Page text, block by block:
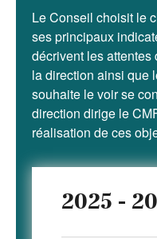
Le Conseil choisit le
ses principaux
décrivent les
la direction ainsi que
souhaite le voir se
direction dirige le
réalisation de ces
2025 -